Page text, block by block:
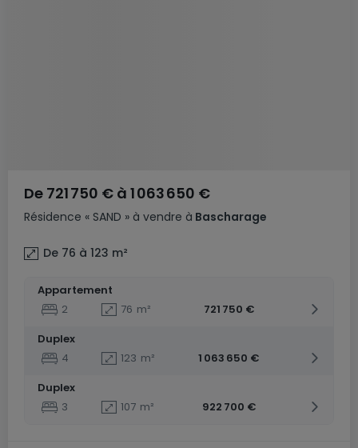
Résidence « SAND » à vendre à Bascharage
De 721 750 € à 1 063 650 €
De 76 à 123 m²
Appartement
2
76 m²
721 750 €
Duplex
4
123 m²
1 063 650 €
Duplex
3
107 m² 922 700 €